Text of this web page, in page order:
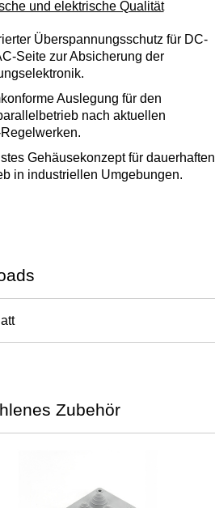
und elektrische Qualität
Überspannungsschutz für DC‑
zur Absicherung der
Auslegung für den
nach aktuellen
Gehäusekonzept für dauerhaften
in industriellen Umgebungen.
Zubehör